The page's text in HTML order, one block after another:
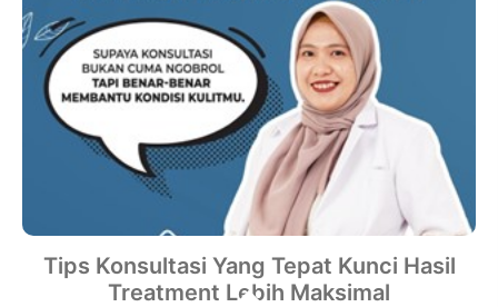
Tips Konsultasi Yang Tepat Kunci Hasil
Treatment Lebih Maksimal